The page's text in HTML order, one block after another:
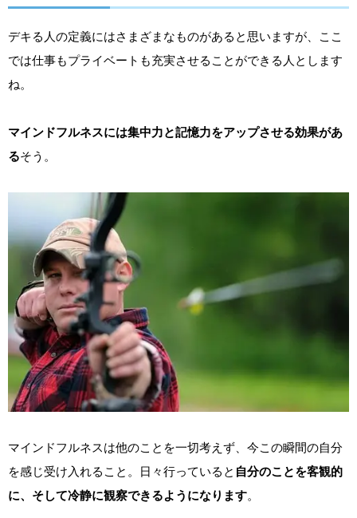
デキる人の定義にはさまざまなものがあると思いますが、ここ
では仕事もプライベートも充実させることができる人とします
ね。
マインドフルネスには集中力と記憶力をアップさせる効果があ
るそう。
マインドフルネスは他のことを一切考えず、今この瞬間の自分
を感じ受け入れること。日々行っていると 自分のことを客観的
に、そして冷静に観察できるようになります。